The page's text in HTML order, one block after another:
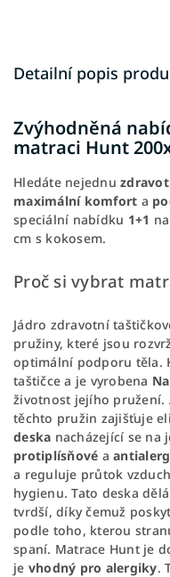
Detailní popis
Zvýhodněná
matraci Hunt
Hledáte nejednu
maximální komfort a
speciální nabídku 1+1
cm s kokosem.
Proč si vybrat
Jádro zdravotní
pružiny, které jsou
optimální podporu těla.
taštičce a je vyrobena
životnost jejího pružení.
těchto pružin zajišťuje
deska nacházející se na
protiplísňové a
a reguluje průtok
hygienu. Tato deska
tvrdší, díky čemuž
podle toho, kterou
spaní. Matrace Hunt je
je vhodný pro alergiky.